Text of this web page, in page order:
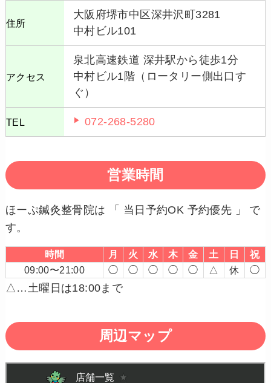
住所
大阪府堺市中区深井沢町3281
中村ビル101
アクセス
泉北高速鉄道 深井駅から徒歩1分
中村ビル1階（ロータリー側出口す
ぐ）
TEL 072-268-5280
営業時間
ほーぷ鍼灸整骨院は 「 当日予約OK 予約優先 」 で
す。
時間 月 火 水 木 金 土 日
祝
09:00〜21:00
◯ ◯ ◯ ◯ ◯ △ 休 ◯
△…土曜日は18:00まで
周辺マップ